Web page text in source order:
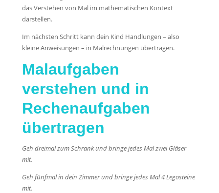
das Verstehen von Mal im mathematischen Kontext
darstellen.
Im nächsten Schritt kann dein Kind Handlungen – also
kleine Anweisungen – in Malrechnungen übertragen.
Malaufgaben
verstehen und in
Rechenaufgaben
übertragen
Geh dreimal zum Schrank und bringe jedes Mal zwei Gläser
mit.
Geh fünfmal in dein Zimmer und bringe jedes Mal 4 Legosteine
mit.